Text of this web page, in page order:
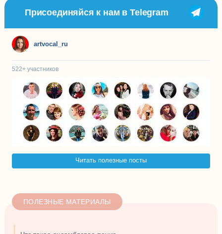
Присоединяйся к нам в Telegram
artvocal_ru
522+ участников
Читать полезные посты
ПОЛЕЗНЫЕ МАТЕРИАЛЫ